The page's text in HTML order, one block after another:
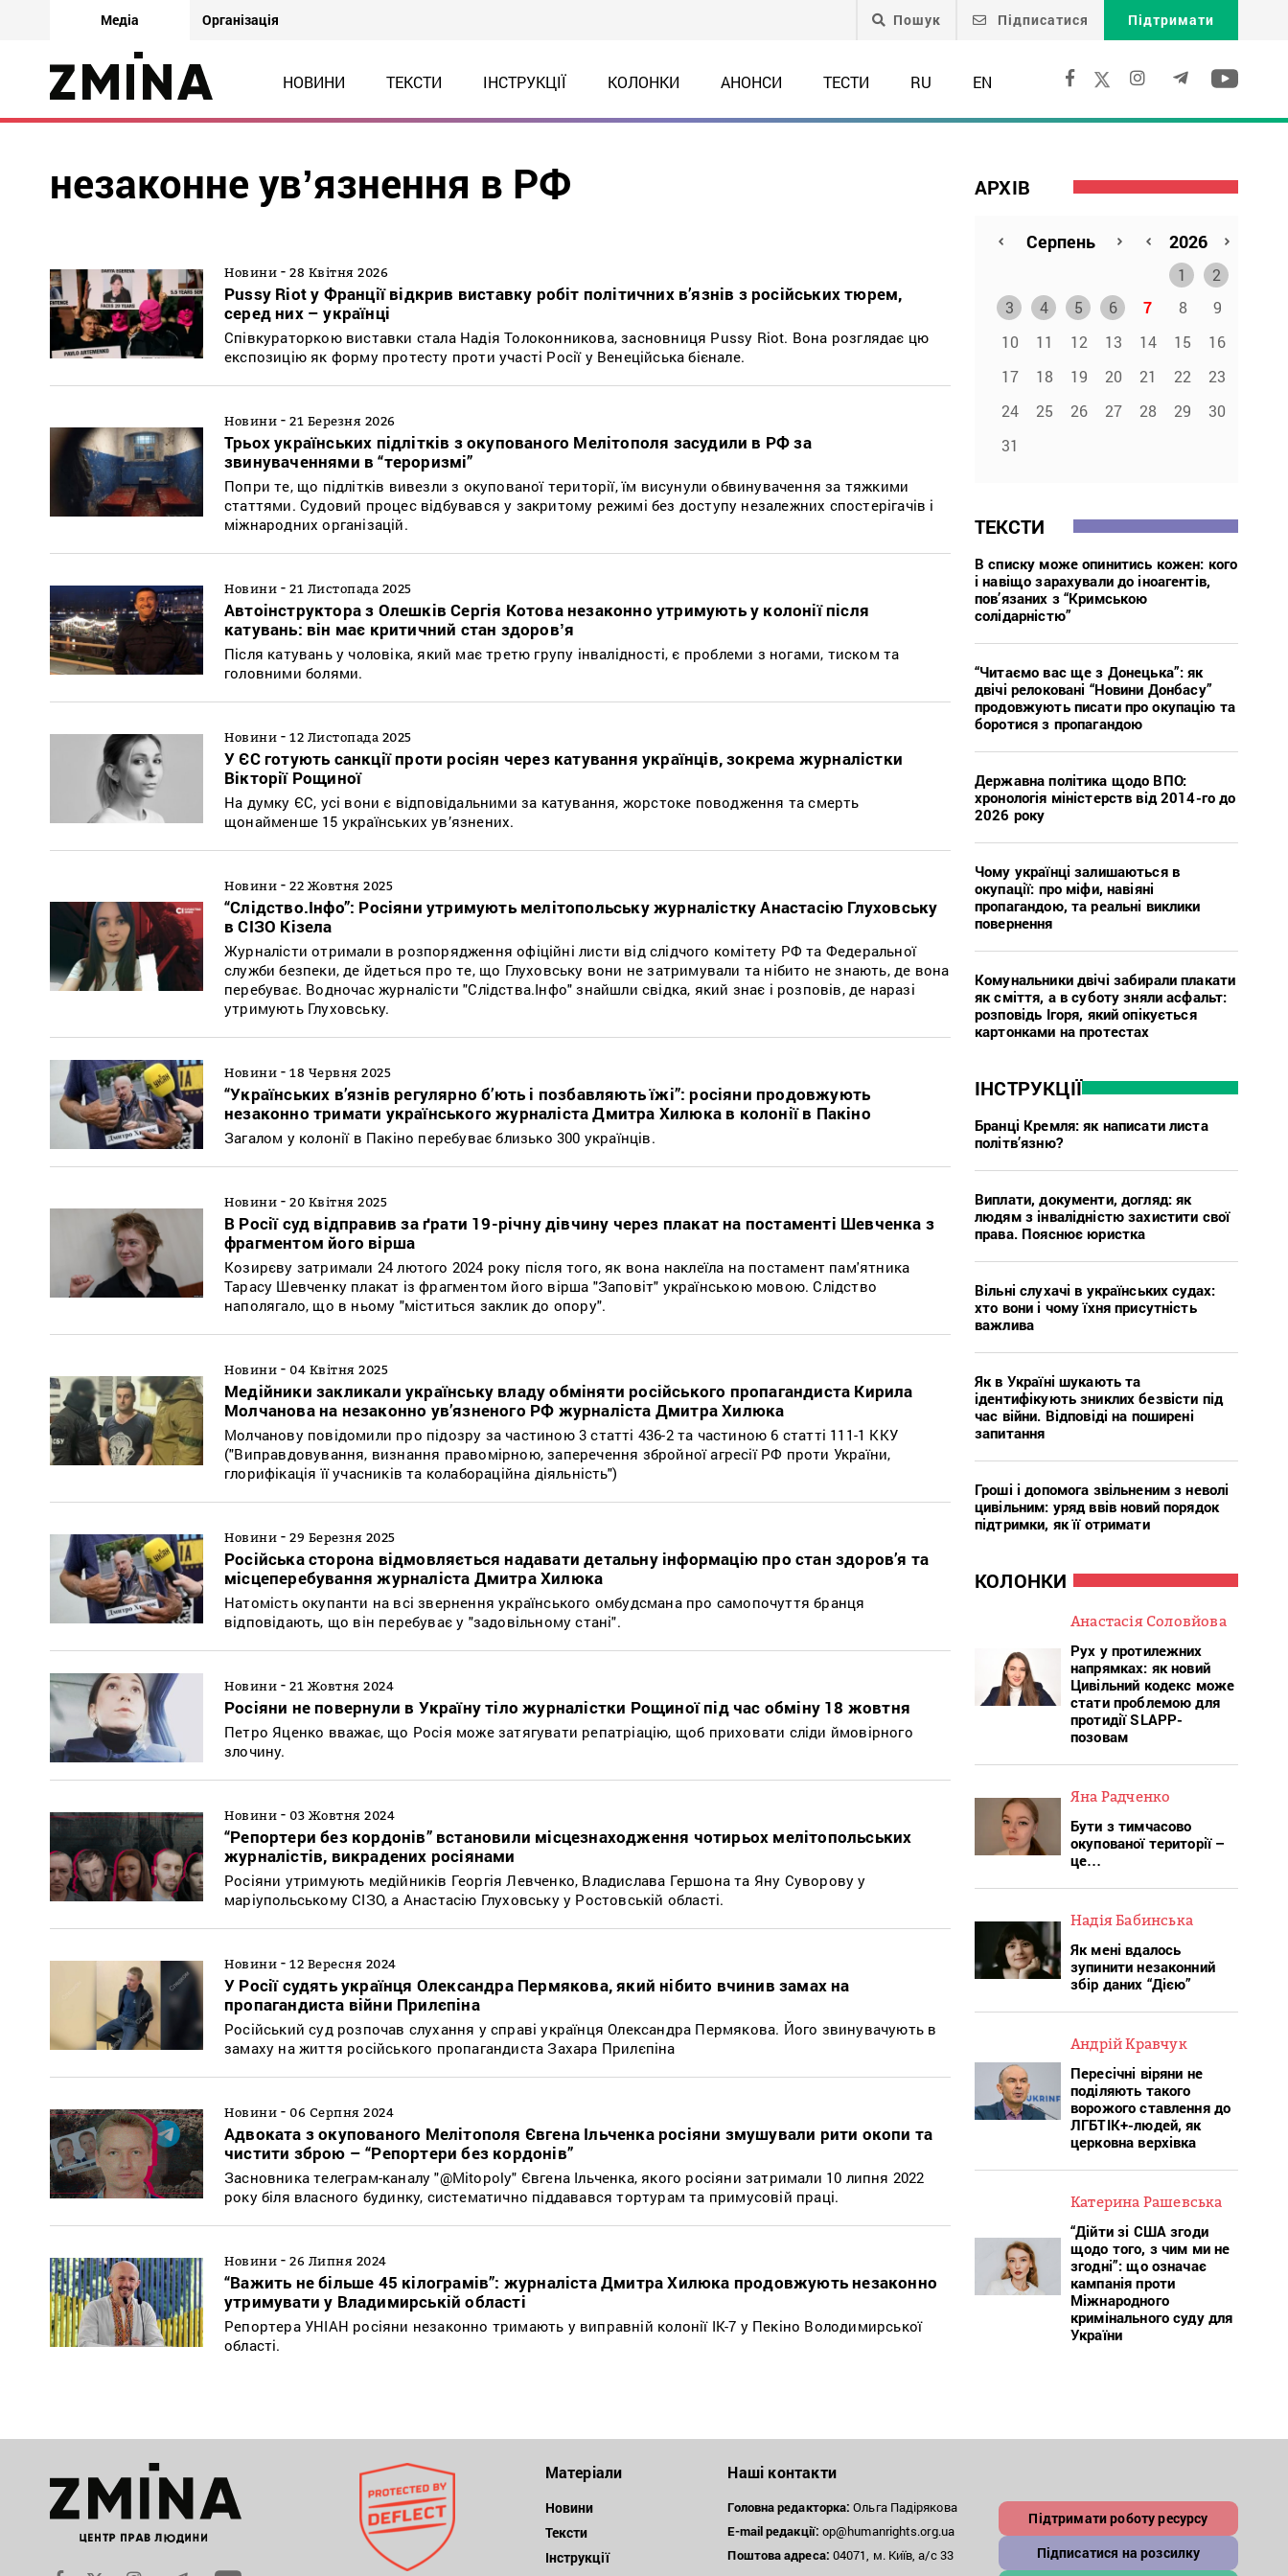
Медіа Організація Пошук Підписатися Підтримати
НОВИНИ ТЕКСТИ ІНСТРУКЦІЇ КОЛОНКИ АНОНСИ ТЕСТИ RU EN
незаконне увʼязнення в РФ
Новини - 28 Квітня 2026
Pussy Riot у Франції відкрив виставку робіт політичних в’язнів з російських тюрем,
серед них – українці
Співкураторкою виставки стала Надія Толоконникова, засновниця Pussy Riot. Вона розглядає цю
експозицію як форму протесту проти участі Росії у Венеційська бієнале.
Новини - 21 Березня 2026
Трьох українських підлітків з окупованого Мелітополя засудили в РФ за
звинуваченнями в “тероризмі”
Попри те, що підлітків вивезли з окупованої території, їм висунули обвинувачення за тяжкими
статтями. Судовий процес відбувався у закритому режимі без доступу незалежних спостерігачів і
міжнародних організацій.
Новини - 21 Листопада 2025
Автоінструктора з Олешків Сергія Котова незаконно утримують у колонії після
катувань: він має критичний стан здоровʼя
Після катувань у чоловіка, який має третю групу інвалідності, є проблеми з ногами, тиском та
головними болями.
Новини - 12 Листопада 2025
У ЄС готують санкції проти росіян через катування українців, зокрема журналістки
Вікторії Рощиної
На думку ЄС, усі вони є відповідальними за катування, жорстоке поводження та смерть
щонайменше 15 українських ув’язнених.
Новини - 22 Жовтня 2025
“Слідство.Інфо”: Росіяни утримують мелітопольську журналістку Анастасію Глуховську
в СІЗО Кізела
Журналісти отримали в розпорядження офіційні листи від слідчого комітету РФ та Федеральної
служби безпеки, де йдеться про те, що Глуховську вони не затримували та нібито не знають, де вона
перебуває. Водночас журналісти "Слідства.Інфо" знайшли свідка, який знає і розповів, де наразі
утримують Глуховську.
Новини - 18 Червня 2025
“Українських в’язнів регулярно б’ють і позбавляють їжі”: росіяни продовжують
незаконно тримати українського журналіста Дмитра Хилюка в колонії в Пакіно
Загалом у колонії в Пакіно перебуває близько 300 українців.
Новини - 20 Квітня 2025
В Росії суд відправив за ґрати 19-річну дівчину через плакат на постаменті Шевченка з
фрагментом його вірша
Козирєву затримали 24 лютого 2024 року після того, як вона наклеїла на постамент пам'ятника
Тарасу Шевченку плакат із фрагментом його вірша "Заповіт" українською мовою. Слідство
наполягало, що в ньому "міститься заклик до опору".
Новини - 04 Квітня 2025
Медійники закликали українську владу обміняти російського пропагандиста Кирила
Молчанова на незаконно ув’язненого РФ журналіста Дмитра Хилюка
Молчанову повідомили про підозру за частиною 3 статті 436-2 та частиною 6 статті 111-1 ККУ
("Виправдовування, визнання правомірною, заперечення збройної агресії РФ проти України,
глорифікація її учасників та колабораційна діяльність")
Новини - 29 Березня 2025
Російська сторона відмовляється надавати детальну інформацію про стан здоров’я та
місцеперебування журналіста Дмитра Хилюка
Натомість окупанти на всі звернення українського омбудсмана про самопочуття бранця
відповідають, що він перебуває у "задовільному стані".
Новини - 21 Жовтня 2024
Росіяни не повернули в Україну тіло журналістки Рощиної під час обміну 18 жовтня
Петро Яценко вважає, що Росія може затягувати репатріацію, щоб приховати сліди ймовірного
злочину.
Новини - 03 Жовтня 2024
“Репортери без кордонів” встановили місцезнаходження чотирьох мелітопольських
журналістів, викрадених росіянами
Росіяни утримують медійників Георгія Левченко, Владислава Гершона та Яну Суворову у
маріупольському СІЗО, а Анастасію Глуховську у Ростовській області.
Новини - 12 Вересня 2024
У Росії судять українця Олександра Пермякова, який нібито вчинив замах на
пропагандиста війни Прилєпіна
Російський суд розпочав слухання у справі українця Олександра Пермякова. Його звинувачують в
замаху на життя російського пропагандиста Захара Прилєпіна
Новини - 06 Серпня 2024
Адвоката з окупованого Мелітополя Євгена Ільченка росіяни змушували рити окопи та
чистити зброю – “Репортери без кордонів”
Засновника телеграм-каналу "@Mitopolу" Євгена Ільченка, якого росіяни затримали 10 липня 2022
року біля власного будинку, систематично піддавався тортурам та примусовій праці.
Новини - 26 Липня 2024
“Важить не більше 45 кілограмів”: журналіста Дмитра Хилюка продовжують незаконно
утримувати у Владимирській області
Репортера УНІАН росіяни незаконно тримають у виправній колонії ІК-7 у Пекіно Володимирської
області.
АРХІВ
1
2
3
4 5 6 7 8
9
10
11 12 13 14 15
16
17
18 19 20 21 22
23
24
25 26 27 28 29
30
31
ТЕКСТИ
В списку може опинитись кожен: кого
і навіщо зарахували до іноагентів,
пов’язаних з “Кримською
солідарністю”
“Читаємо вас ще з Донецька”: як
двічі релоковані “Новини Донбасу”
продовжують писати про окупацію та
боротися з пропагандою
Державна політика щодо ВПО:
хронологія міністерств від 2014-го до
2026 року
Чому українці залишаються в
окупації: про міфи, навіяні
пропагандою, та реальні виклики
повернення
Комунальники двічі забирали плакати
як сміття, а в суботу зняли асфальт:
розповідь Ігоря, який опікується
картонками на протестах
ІНСТРУКЦІЇ
Бранці Кремля: як написати листа
політв’язню?
Виплати, документи, догляд: як
людям з інвалідністю захистити свої
права. Пояснює юристка
Вільні слухачі в українських судах:
хто вони і чому їхня присутність
важлива
Як в Україні шукають та
ідентифікують зниклих безвісти під
час війни. Відповіді на поширені
запитання
Гроші і допомога звільненим з неволі
цивільним: уряд ввів новий порядок
підтримки, як її отримати
КОЛОНКИ
Анастасія Соловйова
Рух у протилежних
напрямках: як новий
Цивільний кодекс може
стати проблемою для
протидії SLAPP-
позовам
Яна Радченко
Бути з тимчасово
окупованої території –
це…
Надія Бабинська
Як мені вдалось
зупинити незаконний
збір даних “Дією”
Андрій Кравчук
Пересічні віряни не
поділяють такого
ворожого ставлення до
ЛГБТІК+-людей, як
церковна верхівка
Катерина Рашевська
“Дійти зі США згоди
щодо того, з чим ми не
згодні”: що означає
кампанія проти
Міжнародного
кримінального суду для
України
Матеріали
Новини
Тексти
Інструкції
Наші контакти
Головна редакторка: Ольга Падірякова
E-mail редакції: op@humanrights.org.ua
Поштоваадреса: 04071, м. Київ, а/с 33
Підтримати роботу ресурсу
Підписатися на розсилку